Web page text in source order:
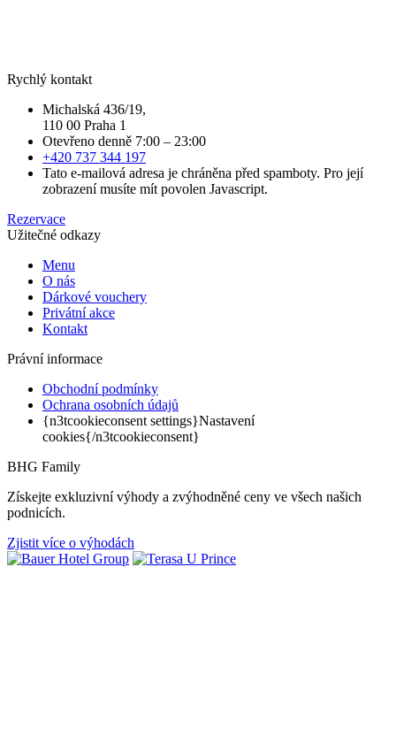
Rychlý kontakt
Michalská 436/19,
110 00 Praha 1
Otevřeno denně 7:00 – 23:00
+420 737 344 197
Tato e-mailová adresa je chráněna před spamboty. Pro její
zobrazení musíte mít povolen Javascript.
Rezervace
Užitečné odkazy
Menu
O nás
Dárkové vouchery
Privátní akce
Kontakt
Právní informace
Obchodní podmínky
Ochrana osobních údajů
{n3tcookieconsent settings}Nastavení
cookies{/n3tcookieconsent}
BHG Family
Získejte exkluzivní výhody a zvýhodněné ceny ve všech našich
podnicích.
Zjistit více o výhodách